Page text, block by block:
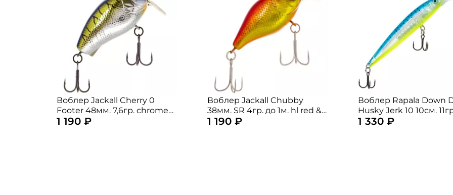
Воблер Jackall Cherry 0
Footer 48мм. 7,6гр. chrome
tiger до 0,2м. floating
1 190 ₽
Воблер Jackall Chubby
38мм. SR 4гр. до 1м. hl red &
gold floating
1 190 ₽
Воблер Rapala Down
Husky Jerk 10 10см.
до 4,8м. suspending
1 330 ₽